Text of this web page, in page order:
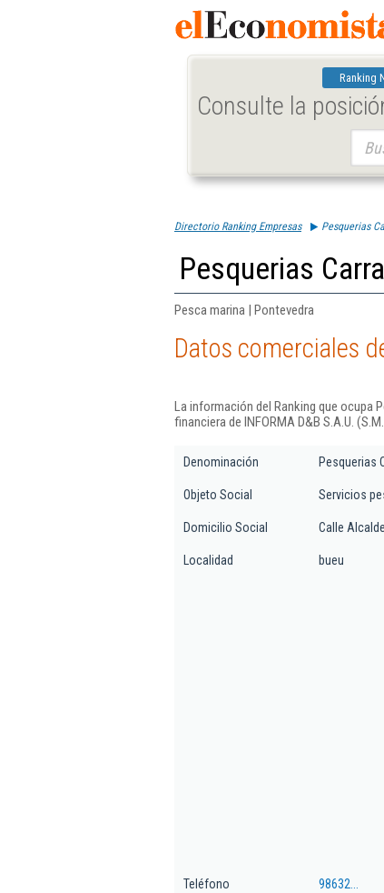
Ranking
Consulte la
Directorio Ranking Empresas Pesquerias
Pesquerias
Pesca marina | Pontevedra
Datos comerciales
La información del Ranking que ocupa
financiera de INFORMA D&B S.A.U.
Denominación Pesquerias
Objeto Social Servicios
Domicilio Social Calle
Localidad bueu
Teléfono 98632...